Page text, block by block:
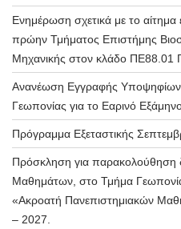
Ενημέρωση σχετικά με το
πρώην Τμήματος Επιστήμης
Μηχανικής στον κλάδο ΠΕ88.01
Ανανέωση Εγγραφής Υποψηφίων
Γεωπονίας για το Εαρινό
Πρόγραμμα Εξεταστικής
Πρόσκληση για παρακολούθηση
Μαθημάτων, στο Τμήμα
«Ακροατή Πανεπιστημιακών
– 2027.